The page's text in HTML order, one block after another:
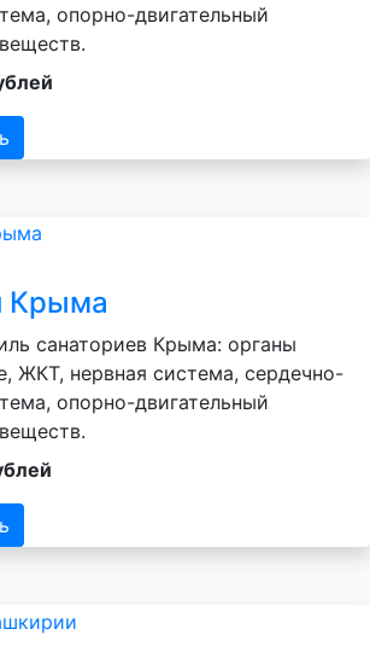
опорно-двигательный
Крыма
санаториев Крыма: органы
ЖКТ, нервная система, сердечно-
опорно-двигательный